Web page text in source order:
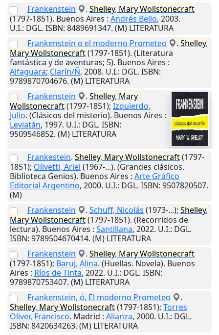
Frankenstein
. Shelley, MaryWollstonecraft
(1797-1851). Buenos Aires : Andrés Bello, 2003.
U.I.: DGL. ISBN: 8489691347. (M) LITERATURA
Frankenstein o el moderno Prometeo
. Shelley,
MaryWollstonecraft(1797-1851). (Literatura
fantástica y de aventuras; 5). Buenos Aires :
Alfaguara; Clarín/Ñ, 2008. U.I.: DGL. ISBN:
9789870704676. (M) LITERATURA
Frankenstein
. Shelley, Mary
Wollstonecraft(1797-1851); Izquierdo,
Julio. (Clásicos del misterio). Buenos Aires :
Leviatán, 1997. U.I.: DGL. ISBN:
9509546852. (M) LITERATURA
Frankestein. Shelley, MaryWollstonecraft(1797-
1851); Olivetti, Ariel (1967-...). (Grandes clásicos.
Biblioteca Genios). Buenos Aires : Arte Gráfico
Editorial Argentino, 2000. U.I.: DGL. ISBN: 9507820507.
(M)
Frankenstein
. Schuff, Nicolás (1973-...); Shelley,
MaryWollstonecraft(1797-1851). (Recorridos de
lectura). Buenos Aires : Santillana, 2022. U.I.: DGL.
ISBN: 9789504670414. (M) LITERATURA
Frankenstein
. Shelley, MaryWollstonecraft
(1797-1851); Baruj, Alina. (Huellas. Novela). Buenos
Aires : Ríos de Tinta, 2022. U.I.: DGL. ISBN:
9789870753407. (M) LITERATURA
Frankenstein, ó, El moderno Prometeo
.
Shelley, MaryWollstonecraft(1797-1851); Torres
Oliver, Francisco. Madrid : Alianza, 2000. U.I.: DGL.
ISBN: 8420634263. (M) LITERATURA